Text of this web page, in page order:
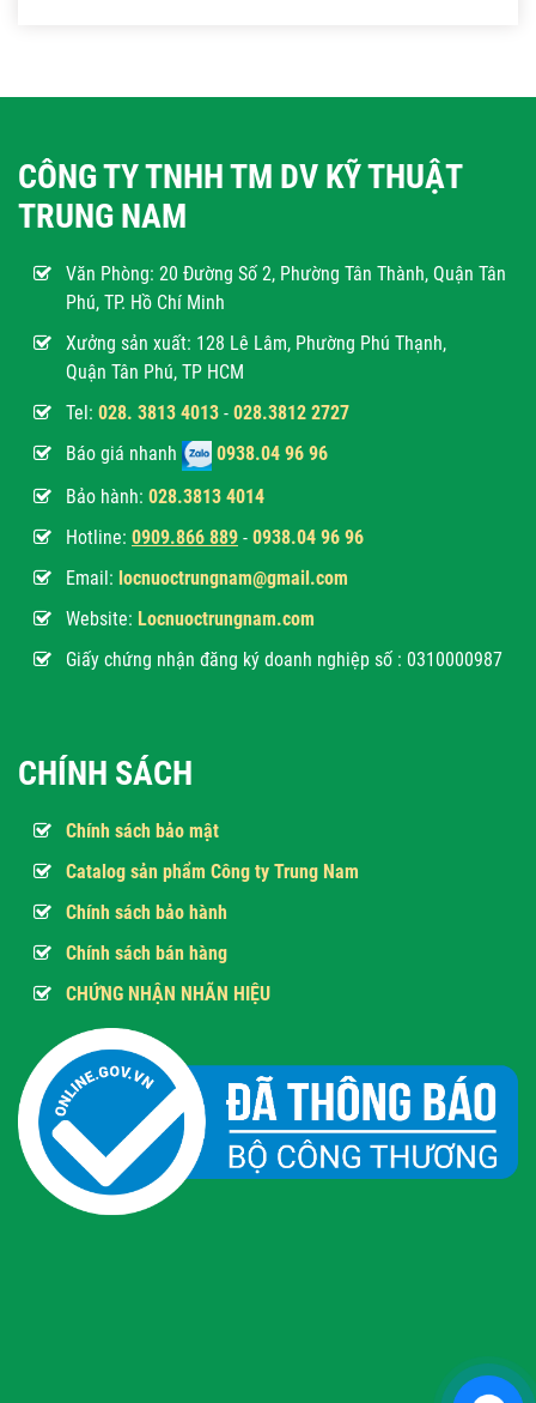
CÔNG TY TNHH TM DV KỸ THUẬT
TRUNG NAM
Văn Phòng: 20 Đường Số 2, Phường Tân Thành, Quận Tân
Phú, TP. Hồ Chí Minh
Xưởng sản xuất: 128 Lê Lâm, Phường Phú Thạnh,
Quận Tân Phú, TP HCM
Tel: 028. 3813 4013 - 028.3812 2727
Báo giá nhanh
0938.04 96 96
Bảo hành: 028.3813 4014
Hotline: 0909.866 889 - 0938.04 96 96
Email: locnuoctrungnam@gmail.com
Website: Locnuoctrungnam.com
Giấy chứng nhận đăng ký doanh nghiệp số : 0310000987
CHÍNH SÁCH
Chính sách bảo mật
Catalog sản phẩm Công ty Trung Nam
Chính sách bảo hành
Chính sách bán hàng
CHỨNG NHẬN NHÃN HIỆU